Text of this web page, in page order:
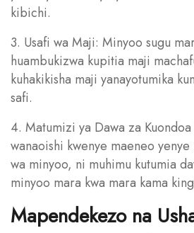
kibichi.
3. Usafi wa Maji: Minyoo sugu
huambukizwa kupitia maji
kuhakikisha maji yanayotumika
safi.
4. Matumizi ya Dawa za
wanaoishi kwenye maeneo
wa minyoo, ni muhimu kutumia
minyoo mara kwa mara kama
Mapendekezo na